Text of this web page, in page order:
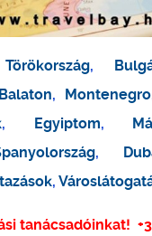
Törökország,
Balaton, Montenegro
, Egyiptom,
,
,
tanácsadóinkat!